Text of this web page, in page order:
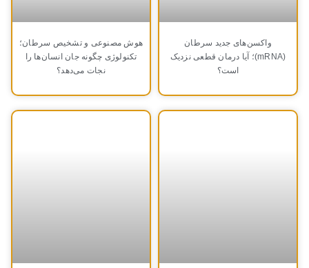
واکسن‌های جدید سرطان
(mRNA)؛ آیا درمان قطعی نزدیک
است؟
هوش مصنوعی و تشخیص سرطان؛
تکنولوژی چگونه جان انسان‌ها را
نجات می‌دهد؟